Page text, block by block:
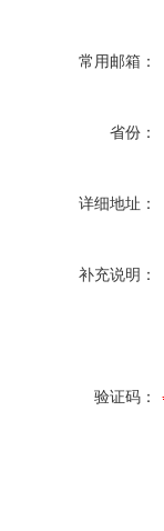
常用邮箱：
省份：
详细地址：
补充说明：
验证码：